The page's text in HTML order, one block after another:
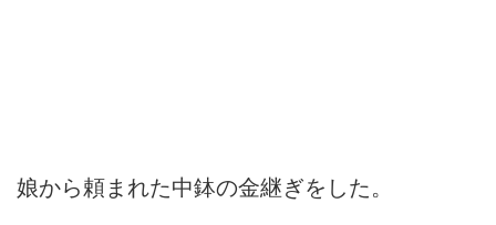
娘から頼まれた中鉢の金継ぎをした。